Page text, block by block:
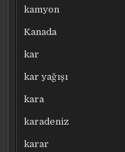
kamyon
Kanada
kar
kar yağışı
kara
karadeniz
karar